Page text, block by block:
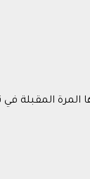
المرة المقبلة في